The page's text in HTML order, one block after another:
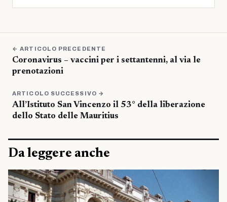
← ARTICOLO PRECEDENTE
Coronavirus – vaccini per i settantenni, al via le
prenotazioni
ARTICOLO SUCCESSIVO →
All’Istituto San Vincenzo il 53° della liberazione
dello Stato delle Mauritius
Da leggere anche